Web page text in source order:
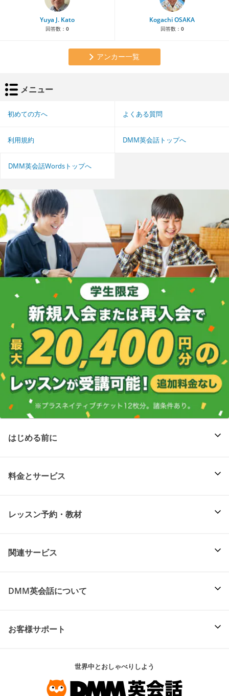
Yuya J. Kato
回答数： 0
Kogachi OSAKA
回答数： 0
アンカー一覧
メニュー
初めての方へ よくある質問
利用規約 DMM英会話トップへ
DMM英会話Wordsトップへ
はじめる前に
料金とサービス
レッスン予約・教材
関連サービス
DMM英会話について
お客様サポート
世界中とおしゃべりしよう